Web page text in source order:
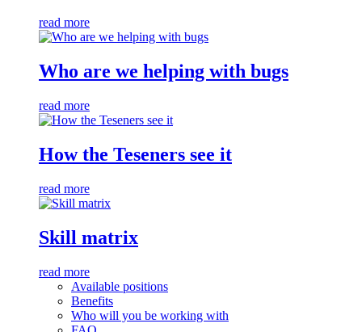
read more
Who are we helping with bugs
read more
How the Teseners see it
read more
Skill matrix
read more
Available positions
Benefits
Who will you be working with